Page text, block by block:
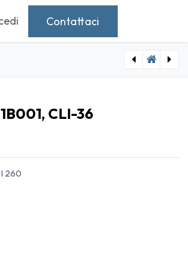
Contattaci
CLI-36
260